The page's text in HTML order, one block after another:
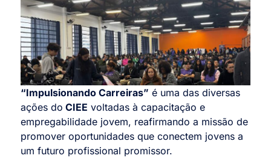
“Impulsionando Carreiras” é uma das diversas
ações do CIEE voltadas à capacitação e
empregabilidade jovem, reafirmando a missão de
promover oportunidades que conectem jovens a
um futuro profissional promissor.